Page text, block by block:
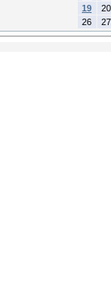
19
20
26
27